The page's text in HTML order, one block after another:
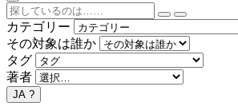
カテゴリー
その対象は誰か
タグ
著者
JA ?